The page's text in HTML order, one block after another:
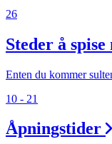
26
Steder å spise
Enten du kommer
10 - 21
Åpningstider